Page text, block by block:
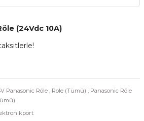
(24Vdc 10A)
Panasonic Röle , Röle (Tümü) , Panasonic Röle